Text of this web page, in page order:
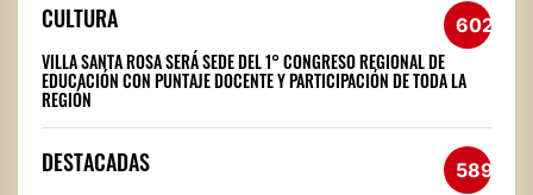
CULTURA 602
VILLA SANTA ROSA SERÁ SEDE DEL 1° CONGRESO REGIONAL DE
EDUCACIÓN CON PUNTAJE DOCENTE Y PARTICIPACIÓN DE TODA LA
REGIÓN
DESTACADAS 589